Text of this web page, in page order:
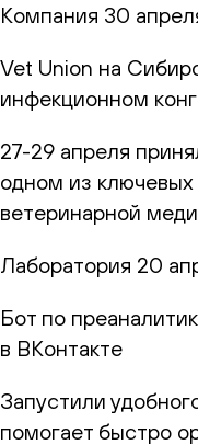
Компания 30
Vet Union на
инфекционном
27-29 апреля
одном из
ветеринарной
Лаборатория 20
Бот по
в ВКонтакте
Запустили
помогает быстро